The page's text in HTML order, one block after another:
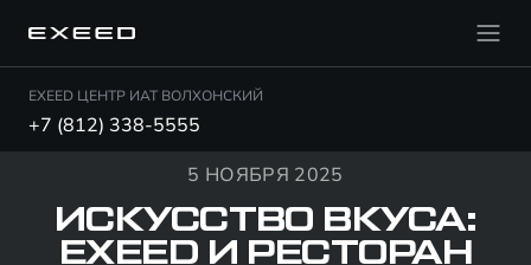
EXEED ЦЕНТР ИАТ ВОЛХОНСКИЙ
+7 (812) 338-5555
5 НОЯБРЯ 2025
ИСКУССТВО ВКУСА:
EXEED И РЕСТОРАН